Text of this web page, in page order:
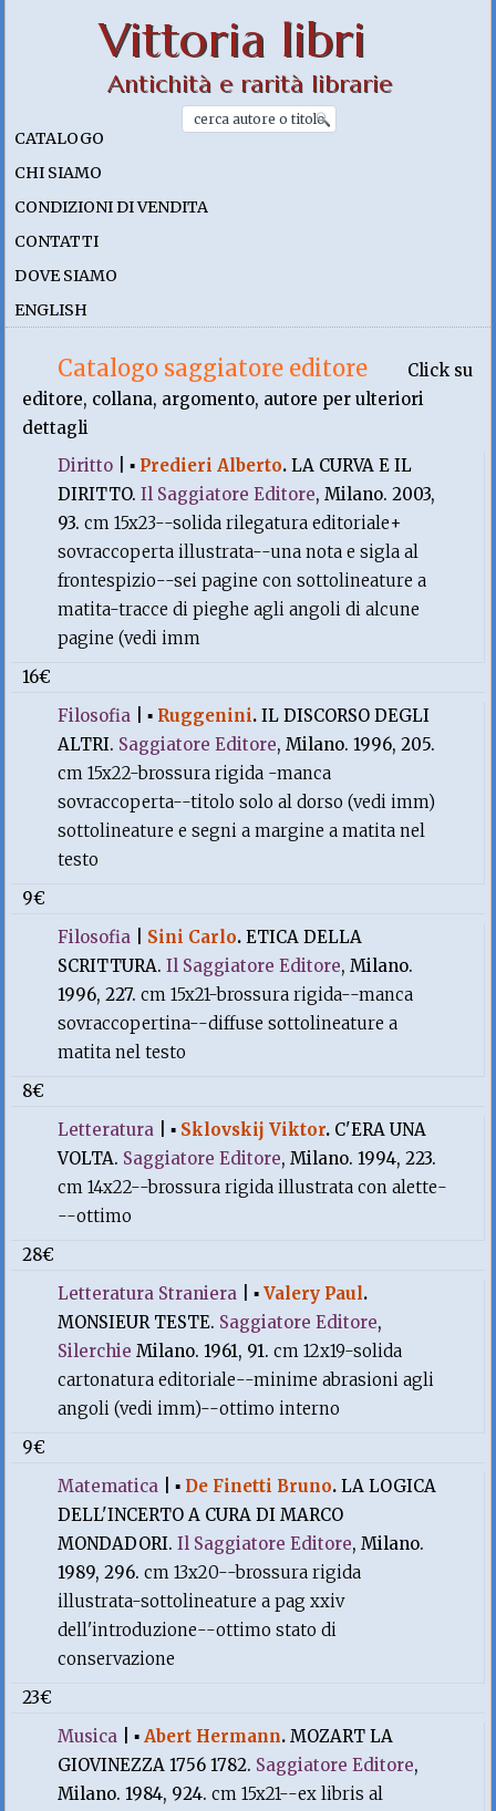
Vittoria libri
Antichità e rarità librarie
CATALOGO
CHI SIAMO
CONDIZIONI DI VENDITA
CONTATTI
DOVE SIAMO
ENGLISH
Catalogo saggiatore editore
Click su
editore, collana, argomento, autore per ulteriori
dettagli
Diritto |▪ Predieri Alberto.LA CURVA E IL
DIRITTO.Il Saggiatore Editore, Milano. 2003,
93.cm 15x23--solida rilegatura editoriale+
sovraccoperta illustrata--una nota e sigla al
frontespizio--sei pagine con sottolineature a
matita-tracce di pieghe agli angoli di alcune
pagine (vedi imm
16€
Filosofia |▪ Ruggenini.IL DISCORSO DEGLI
ALTRI. Saggiatore Editore, Milano. 1996, 205.
cm 15x22-brossura rigida -manca
sovraccoperta--titolo solo al dorso (vedi imm)
sottolineature e segni a margine a matita nel
testo
9€
Filosofia
Sini Carlo.ETICA DELLA
SCRITTURA.Il Saggiatore Editore, Milano.
1996, 227.cm 15x21-brossura rigida--manca
sovraccopertina--diffuse sottolineature a
matita nel testo
8€
Letteratura |▪ Sklovskij Viktor. C'ERA UNA
VOLTA. Saggiatore Editore, Milano. 1994, 223.
cm 14x22--brossura rigida illustrata con alette-
--ottimo
28€
Letteratura Straniera |▪Valery Paul.
MONSIEUR TESTE. Saggiatore Editore,
Silerchie Milano. 1961, 91.cm 12x19-solida
cartonatura editoriale--minime abrasioni agli
angoli (vedi imm)--ottimo interno
9€
Matematica |▪ De Finetti Bruno.LA LOGICA
DELL'INCERTO A CURA DI MARCO
MONDADORI.Il Saggiatore Editore, Milano.
1989, 296.cm 13x20--brossura rigida
illustrata-sottolineature a pag xxiv
dell'introduzione--ottimo stato di
conservazione
23€
Musica |▪Abert Hermann.MOZART LA
GIOVINEZZA 1756 1782. Saggiatore Editore,
Milano. 1984, 924.cm 15x21--ex libris al